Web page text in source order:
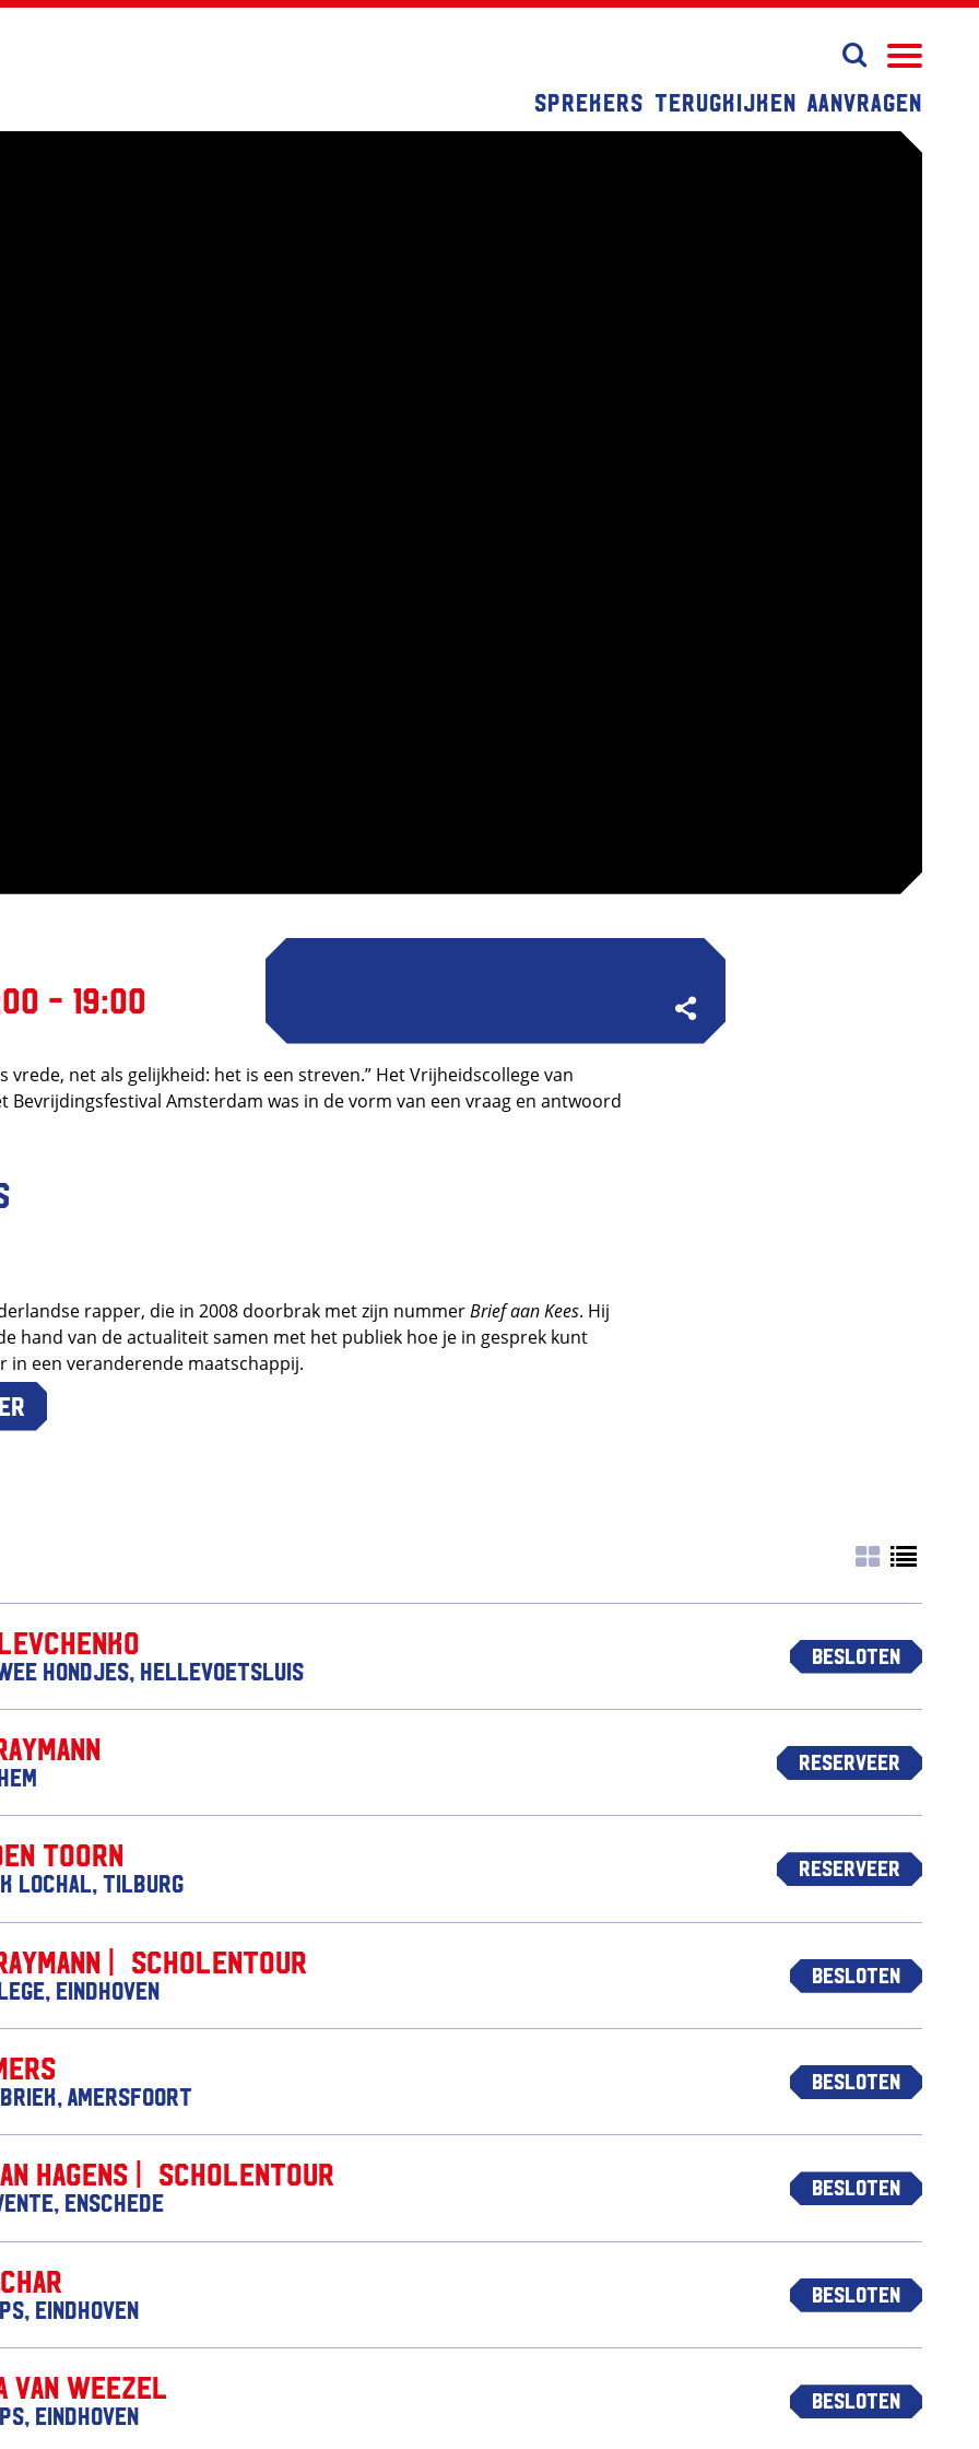
Sprekers Terugkijken Aanvragen
- 19:00
vrede, net als gelijkheid: het is een streven.” Het Vrijheidscollege van
Bevrijdingsfestival Amsterdam was in de vorm van een vraag en antwoord
rapper, die in 2008 doorbrak met zijn nummerBrief aan Kees. Hij
hand van de actualiteit samen met het publiek hoe je in gesprek kunt
in een veranderende maatschappij.
Hondjes, Hellevoetsluis
Besloten
Reserveer
Toorn
Lochal, Tilburg
Reserveer
| Scholentour
Eindhoven
Besloten
Amersfoort
Besloten
Hagens | Scholentour
Enschede
Besloten
Eindhoven
Besloten
van Weezel
Eindhoven
Besloten